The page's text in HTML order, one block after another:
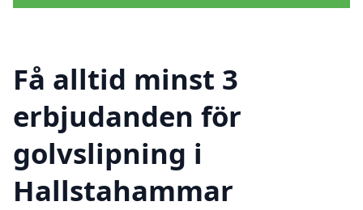
Få alltid minst 3
erbjudanden för
golvslipning i
Hallstahammar